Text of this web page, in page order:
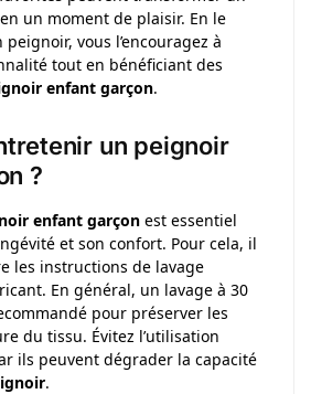
un moment de plaisir. En le
vous l’encouragez à
tout en bénéficiant des
enfant garçon.
un peignoir
?
enfant garçon est essentiel
et son confort. Pour cela, il
les instructions de lavage
En général, un lavage à 30
pour préserver les
du tissu. Évitez l’utilisation
ils peuvent dégrader la capacité
.